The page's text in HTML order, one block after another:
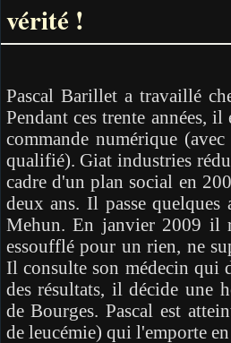
vérité !
Pascal Barillet a travaillé
Pendant ces trente années,
commande numérique
qualifié). Giat industries
cadre d'un plan social en
deux ans. Il passe quelques
Mehun. En janvier 2009 il
essoufflé pour un rien, ne
Il consulte son médecin qui
des résultats, il décide une
de Bourges. Pascal est
de leucémie) qui l'emporte